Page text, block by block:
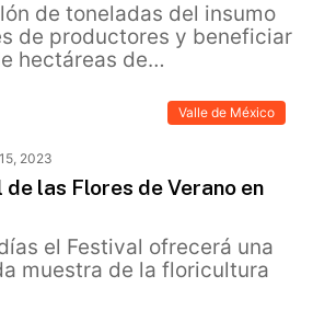
de toneladas del insumo
de productores y beneficiar
hectáreas de…
Valle de México
2023
las Flores de Verano en
el Festival ofrecerá una
muestra de la floricultura